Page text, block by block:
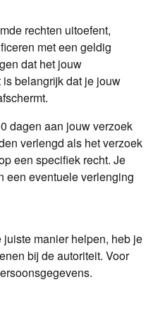
rechten uitoefent,
met een geldig
dat het jouw
belangrijk dat je jouw
dagen aan jouw verzoek
verlengd als het verzoek
een specifiek recht. Je
een eventuele verlenging
manier helpen, heb je
bij de autoriteit. Voor